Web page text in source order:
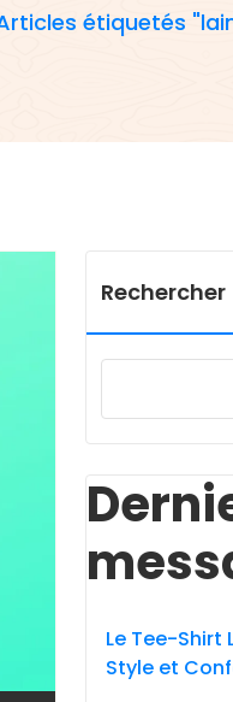
étiquetés
Rechercher
Le Tee-Shirt
Style et